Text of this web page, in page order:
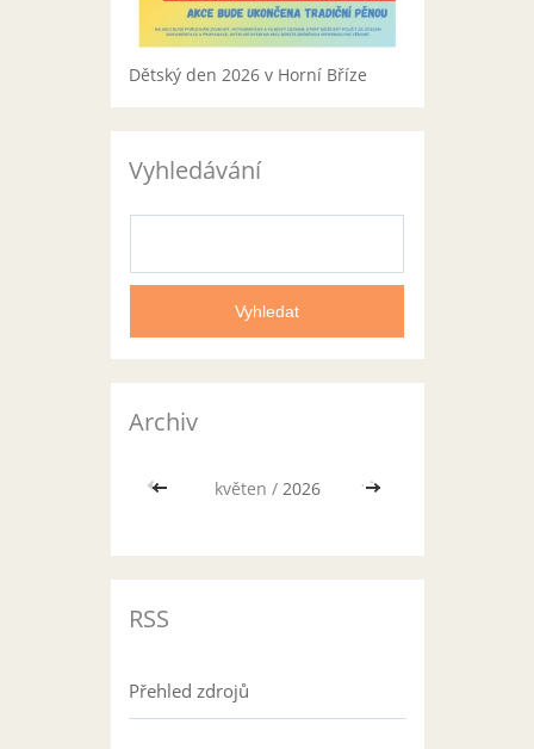
Dětský den 2026 v Horní Bříze
Vyhledávání
Archiv
<< květen / 2026 >>
RSS
Přehled zdrojů